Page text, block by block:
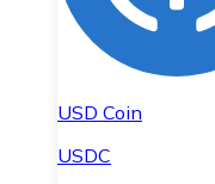
USD Coin
USDC